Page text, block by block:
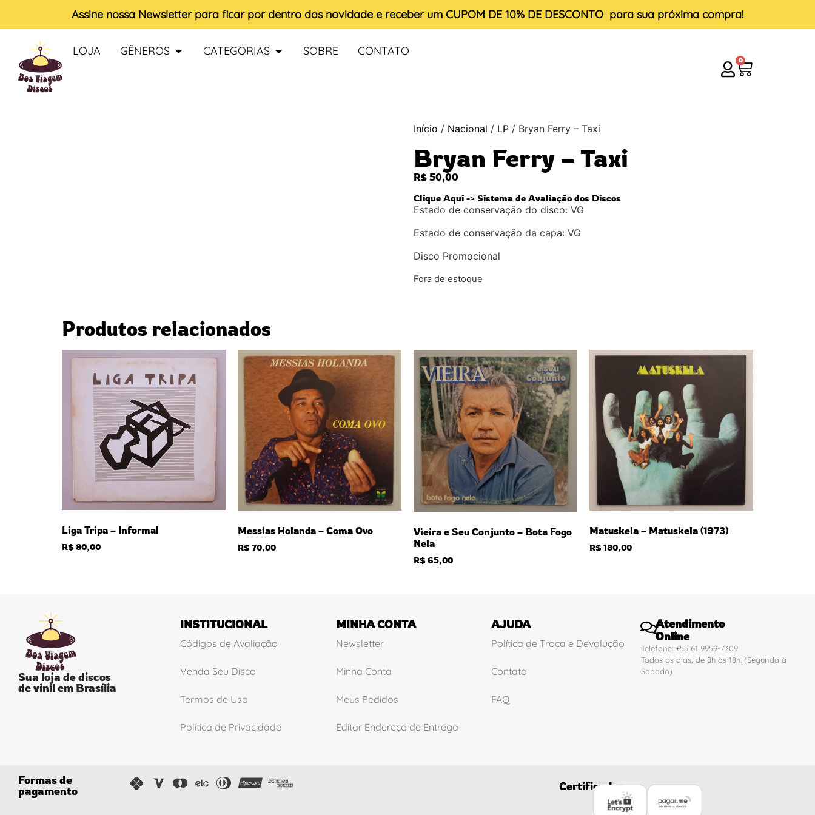
Assine nossa Newsletter para ficar por dentro das novidade e receber um CUPOM DE 10% DE DESCONTO para sua próxima compra!
LOJA GÊNEROS CATEGORIAS SOBRE CONTATO
0
Início / Nacional / LP / Bryan Ferry – Taxi
Bryan Ferry – Taxi
R$ 50,00
Clique Aqui -> Sistema de Avaliação dos Discos
Estado de conservação do disco: VG
Estado de conservação da capa: VG
Disco Promocional
Fora de estoque
Produtos relacionados
Liga Tripa – Informal
R$80,00
Messias Holanda – Coma Ovo
R$70,00
Vieira e Seu Conjunto – Bota Fogo
Nela
R$65,00
Matuskela – Matuskela (1973)
R$180,00
Sua loja de discos
de vinil em Brasília
INSTITUCIONAL
Códigos de Avaliação
Venda Seu Disco
Termos de Uso
Política de Privacidade
MINHA CONTA
Newsletter
Minha Conta
Meus Pedidos
Editar Endereço de Entrega
AJUDA
Política de Troca e Devolução
Contato
FAQ
Atendimento
Online
Telefone: +55 61 9959-7309
Todos os dias, de 8h às 18h. (Segunda à
Sabado)
Formas de
pagamento
Certificados